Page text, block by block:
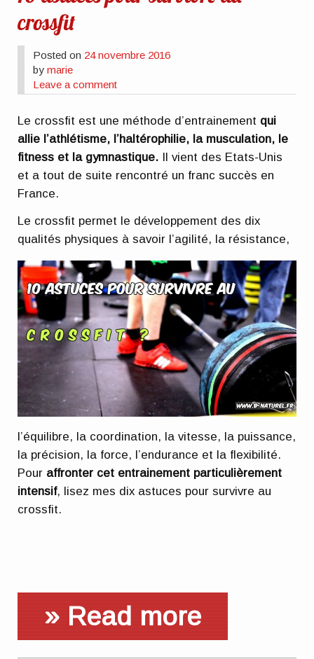
crossfit
Posted on 24 novembre 2016
bymarie
Leave a comment
Le crossfit est une méthode d’entrainement qui
allie l’athlétisme, l’haltérophilie, la musculation, le
fitness et la gymnastique. Il vient des Etats-Unis
et a tout de suite rencontré un franc succès en
France.
Le crossfit permet le développement des dix
qualités physiques à savoir l’agilité, la résistance,
l’équilibre, la coordination, la vitesse, la puissance,
la précision, la force, l’endurance et la flexibilité.
Pour affronter cet entrainement particulièrement
intensif, lisez mes dix astuces pour survivre au
crossfit.
» Read more